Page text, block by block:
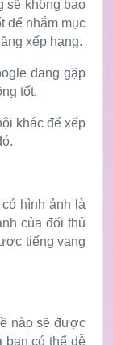
sẽ không bao
để nhắm mục
xếp hạng.
đang gặp
tốt.
khác để xếp
hình ảnh là
của đối thủ
tiếng vang
nào sẽ được
bạn có thể dễ